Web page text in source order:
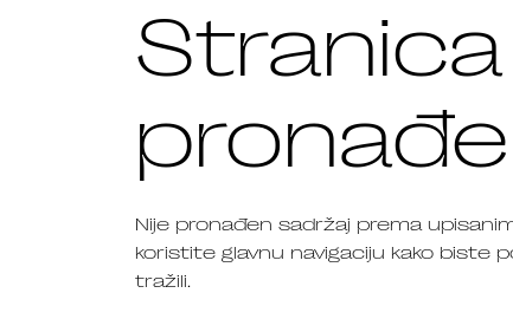
Stranica
Nije pronađen sadržaj prema
koristite glavnu navigaciju kako biste
tražili.